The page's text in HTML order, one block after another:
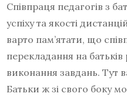
Співпраця педагогів з
успіху та якості
варто пам’ятати, що
перекладання на батьків
виконання завдань. Тут
Батьки ж зі свого боку